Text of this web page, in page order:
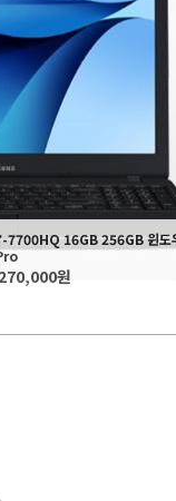
7700HQ 16GB 256GB 윈도
270,000원